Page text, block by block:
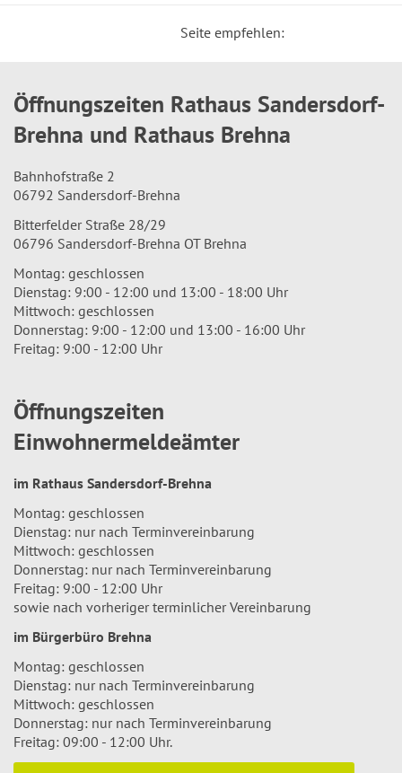
Seite empfehlen:
Öffnungszeiten Rathaus Sandersdorf-
Brehna und Rathaus Brehna
Bahnhofstraße 2
06792 Sandersdorf-Brehna
Bitterfelder Straße 28/29
06796 Sandersdorf-Brehna OT Brehna
Montag: geschlossen
Dienstag: 9:00 - 12:00 und 13:00 - 18:00 Uhr
Mittwoch: geschlossen
Donnerstag: 9:00 - 12:00 und 13:00 - 16:00 Uhr
Freitag: 9:00 - 12:00 Uhr
Öffnungszeiten
Einwohnermeldeämter
im Rathaus Sandersdorf-Brehna
Montag: geschlossen
Dienstag: nur nach Terminvereinbarung
Mittwoch: geschlossen
Donnerstag: nur nach Terminvereinbarung
Freitag: 9:00 - 12:00 Uhr
sowie nach vorheriger terminlicher Vereinbarung
im Bürgerbüro Brehna
Montag: geschlossen
Dienstag: nur nach Terminvereinbarung
Mittwoch: geschlossen
Donnerstag: nur nach Terminvereinbarung
Freitag: 09:00 - 12:00 Uhr.